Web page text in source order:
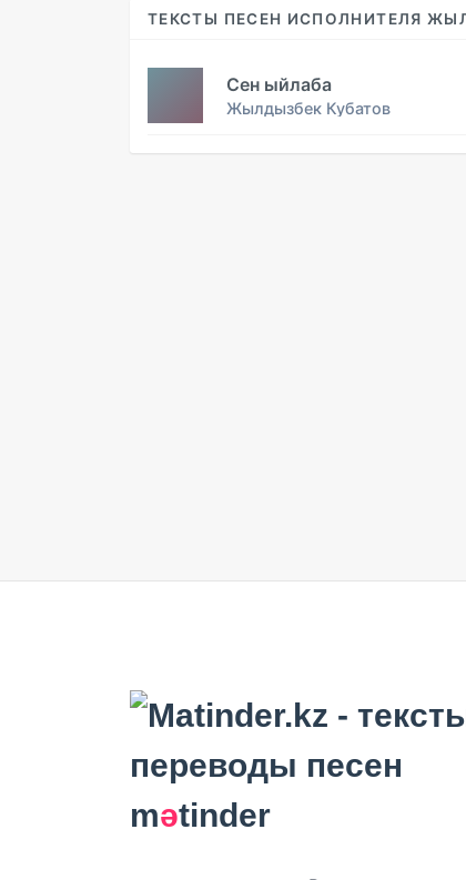
ТЕКСТЫ ПЕСЕН ИСПОЛНИТЕЛЯ
Сен ыйлаба
Жылдызбек Кубатов
mәtinder